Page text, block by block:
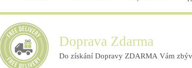
Doprava Zdarma
Do získání Dopravy ZDARMA Vám